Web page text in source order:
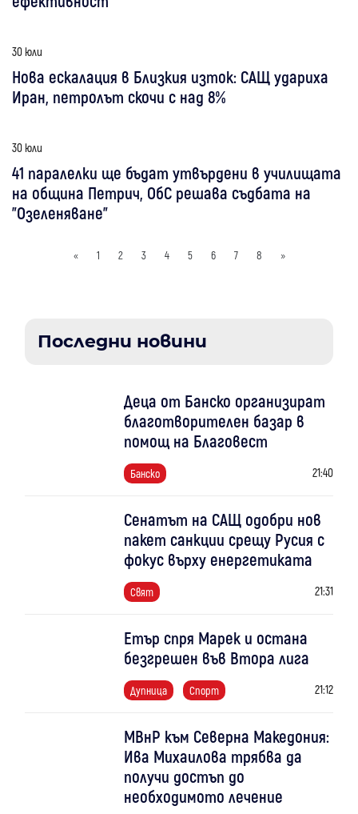
30 юли
Нова ескалация в Близкия изток: САЩ удариха
Иран, петролът скочи с над 8%
30 юли
41 паралелки ще бъдат утвърдени в училищата
на община Петрич, ОбС решава съдбата на
"Озеленяване"
« 1 2 3 4 5 6 7 8 »
Последни новини
Деца от Банско организират
благотворителен базар в
помощ на Благовест
Банско 21:40
Сенатът на САЩ одобри нов
пакет санкции срещу Русия с
фокус върху енергетиката
Свят 21:31
Етър спря Марек и остана
безгрешен във Втора лига
Дупница Спорт 21:12
МВнР към Северна Македония:
Ива Михаилова трябва да
получи достъп до
необходимото лечение